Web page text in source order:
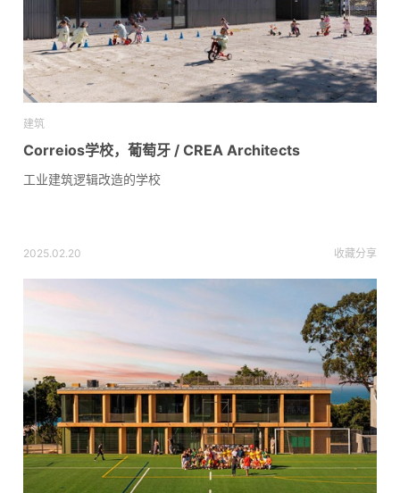
建筑
Correios学校，葡萄牙 / CREA Architects
工业建筑逻辑改造的学校
2025.02.20 收藏分享